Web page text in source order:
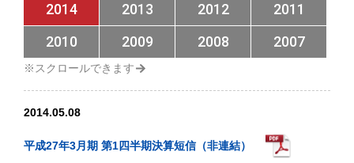
2014
2013 2012
2011
2010
2009 2008 2007
2014.05.08
平成27年3月期 第1四半期決算短信（非連結）